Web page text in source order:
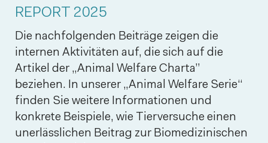
REPORT 2025
Die nachfolgenden Beiträge zeigen die
internen Aktivitäten auf, die sich auf die
Artikel der „Animal Welfare Charta”
beziehen. In unserer „Animal Welfare Serie“
finden Sie weitere Informationen und
konkrete Beispiele, wie Tierversuche einen
unerlässlichen Beitrag zur Biomedizinischen